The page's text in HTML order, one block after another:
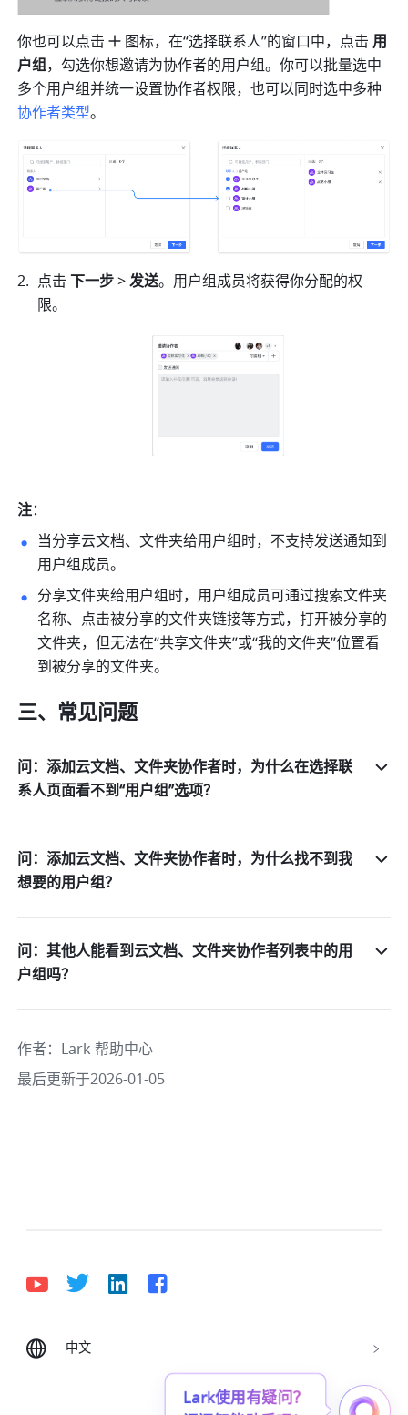
你也可以点击 图标，在“选择联系人”的窗口中，点击 用
户组，勾选你想邀请为协作者的用户组。你可以批量选中
多个用户组并统一设置协作者权限，也可以同时选中多种
协作者类型。
点击 下一步 > 发送。用户组成员将获得你分配的权
限。
注：
当分享云文档、文件夹给用户组时，不支持发送通知到
用户组成员。
分享文件夹给用户组时，用户组成员可通过搜索文件夹
名称、点击被分享的文件夹链接等方式，打开被分享的
文件夹，但无法在“共享文件夹”或“我的文件夹”位置看
到被分享的文件夹。
三、常见问题
问：添加云文档、文件夹协作者时，为什么在选择联
系人页面看不到“用户组”选项？
问：添加云文档、文件夹协作者时，为什么找不到我
想要的用户组？
问：其他人能看到云文档、文件夹协作者列表中的用
户组吗？
作者： Lark 帮助中心
最后更新于2026-01-05
中文
Deutsch English
Português (Brasil)
Lark使用有疑问？